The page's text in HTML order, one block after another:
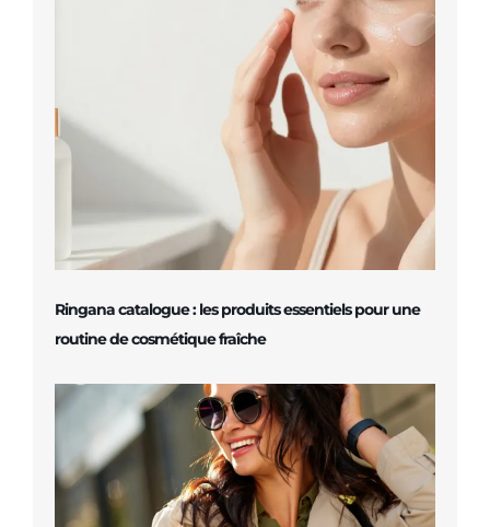
Ringana catalogue : les produits essentiels pour une
routine de cosmétique fraîche